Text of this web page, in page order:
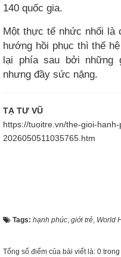
140 quốc gia.
Một thực tế nhức nhối là
hướng hồi phục thì thế
lại phía sau bởi những
nhưng đầy sức nặng.
TẠ TƯ VŨ
https://tuoitre.vn/the-gioi-
2026050511035765.htm
Tags: hạnh phúc, giới trẻ, World
Tổng số điểm của bài viết là: 0